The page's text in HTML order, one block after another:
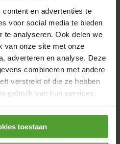
en advertenties te
voor social media te bieden
te analyseren. Ook delen we
van onze site met onze
adverteren en analyse. Deze
combineren met andere
verstrekt of die ze hebben
gebruik van hun services.
weigeren” te klikken, kunt
te weigeren, behalve de
noodzakelijke cookies zijn
toestaan
sociaux : Assurance
hospitalisation pour
les soins de santé et les
complet des
et indemnité